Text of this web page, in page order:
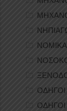
ΝΟΜΙΚΑ
ΟΔΗΓΟΙ
ΟΔΗΓΟΙ